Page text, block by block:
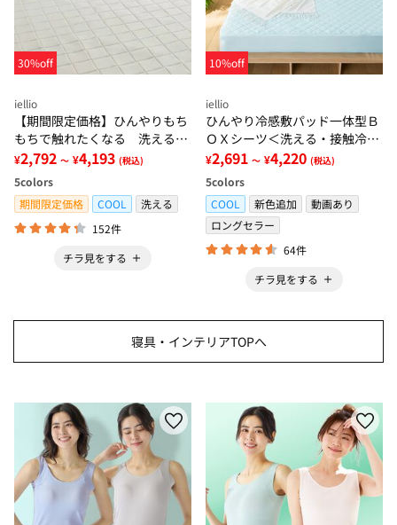
30%off
iellio
【期間限定価格】ひんやりもち
もちで触れたくなる 洗えるラ
グ＜低反発・滑りにくい・接触
冷感・防ダニ・カーペット＞
¥2,792 ～ ¥4,193 (税込)
5colors
期間限定価格
COOL
洗える
152件
チラ見をする
10%off
iellio
ひんやり冷感敷パッド一体型Ｂ
ＯＸシーツ＜洗える・接触冷
感・抗菌防臭・時短・家事楽・
ボックスシーツ・寝苦しさ対策
＞
¥2,691 ～ ¥4,220 (税込)
5colors
COOL
新色追加
動画あり
ロングセラー
64件
チラ見をする
寝具・インテリアTOPへ